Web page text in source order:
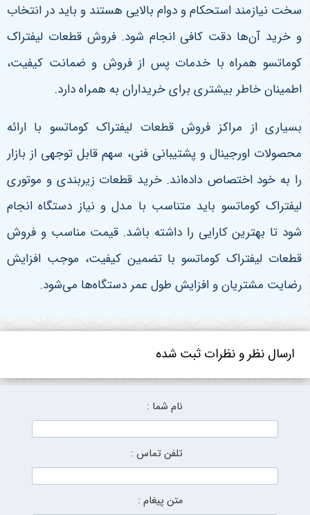
سخت نیازمند استحکام و دوام بالایی هستند و باید در انتخاب
و خرید آن‌ها دقت کافی انجام شود. فروش قطعات لیفتراک
کوماتسو همراه با خدمات پس از فروش و ضمانت کیفیت،
اطمینان خاطر بیشتری برای خریداران به همراه دارد.
بسیاری از مراکز فروش قطعات لیفتراک کوماتسو با ارائه
محصولات اورجینال و پشتیبانی فنی، سهم قابل توجهی از بازار
را به خود اختصاص داده‌اند. خرید قطعات زیربندی و موتوری
لیفتراک کوماتسو باید متناسب با مدل و نیاز دستگاه انجام
شود تا بهترین کارایی را داشته باشد. قیمت مناسب و فروش
قطعات لیفتراک کوماتسو با تضمین کیفیت، موجب افزایش
رضایت مشتریان و افزایش طول عمر دستگاه‌ها می‌شود.
ارسال نظر و نظرات ثبت شده
نام شما :
تلفن تماس :
متن پیغام :